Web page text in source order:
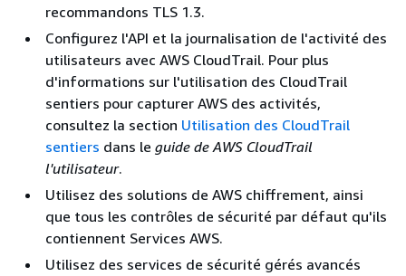
recommandons TLS 1.3.
Configurez l'API et la journalisation de l'activité des
utilisateurs avec AWS CloudTrail. Pour plus
d'informations sur l'utilisation des CloudTrail
sentiers pour capturer AWS des activités,
consultez la section Utilisation des CloudTrail
sentiers dans le guide de AWS CloudTrail
l'utilisateur.
Utilisez des solutions de AWS chiffrement, ainsi
que tous les contrôles de sécurité par défaut qu'ils
contiennent Services AWS.
Utilisez des services de sécurité gérés avancés